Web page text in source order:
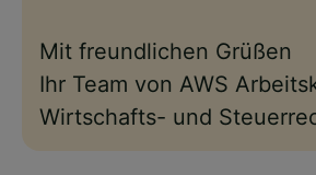
Mit freundlichen Grüßen
Ihr Team von AWS
Wirtschafts- und